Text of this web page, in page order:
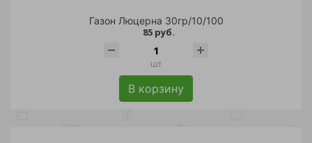
Газон Люцерна 30гр/10/100
85 руб.
шт
В корзину